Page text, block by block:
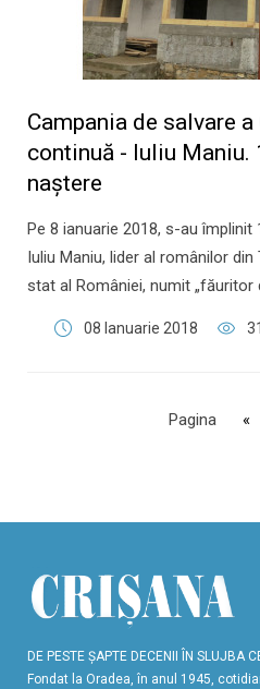
Campania de salvare
continuă - Iuliu Maniu.
naștere
Pe 8 ianuarie 2018, s-au împlinit
Iuliu Maniu, lider al românilor
stat al României, numit „făuritor
08 Ianuarie 2018
Pagina «
DE PESTE ŞAPTE DECENII ÎN SLUJBA
Fondat la Oradea, în anul 1945,